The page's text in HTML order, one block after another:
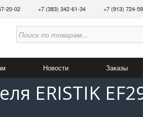
20-02 +7 (383) 342-61-34 +7 (913) 724-
Новости Заказы
ERISTIK